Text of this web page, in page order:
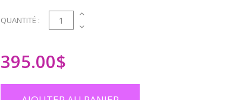
QUANTITÉ : 1
395.00$